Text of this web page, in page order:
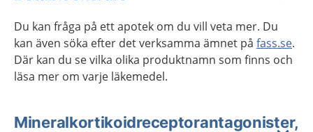
Du kan fråga på ett apotek om du vill veta mer. Du
kan även söka efter det verksamma ämnet på fass.se.
Där kan du se vilka olika produktnamn som finns och
läsa mer om varje läkemedel.
Mineralkortikoidreceptorantagonister,